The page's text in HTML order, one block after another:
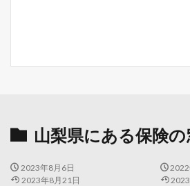
山梨県にある保険の
2023年8月6日
2023年8月21日